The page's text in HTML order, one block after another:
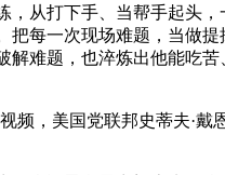
从打下手、当帮手起头
每一次现场难题，当做
难题，也淬炼出他能吃
，美国党联邦史蒂夫·戴